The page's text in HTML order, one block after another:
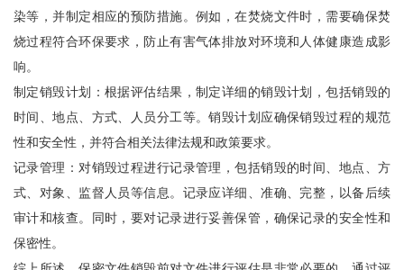
染等，并制定相应的预防措施。例如，在焚烧文件时，需要确保焚
烧过程符合环保要求，防止有害气体排放对环境和人体健康造成影
响。
制定销毁计划：根据评估结果，制定详细的销毁计划，包括销毁的
时间、地点、方式、人员分工等。销毁计划应确保销毁过程的规范
性和安全性，并符合相关法律法规和政策要求。
记录管理：对销毁过程进行记录管理，包括销毁的时间、地点、方
式、对象、监督人员等信息。记录应详细、准确、完整，以备后续
审计和核查。同时，要对记录进行妥善保管，确保记录的安全性和
保密性。